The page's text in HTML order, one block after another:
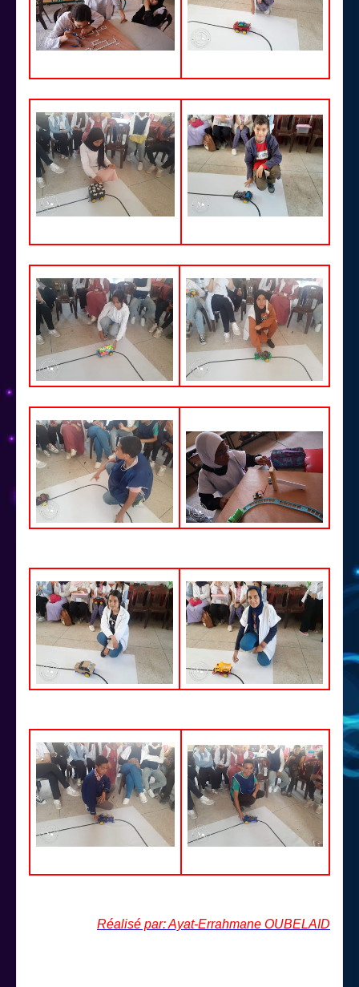
Réalisé par: Ayat-Errahmane OUBELAID